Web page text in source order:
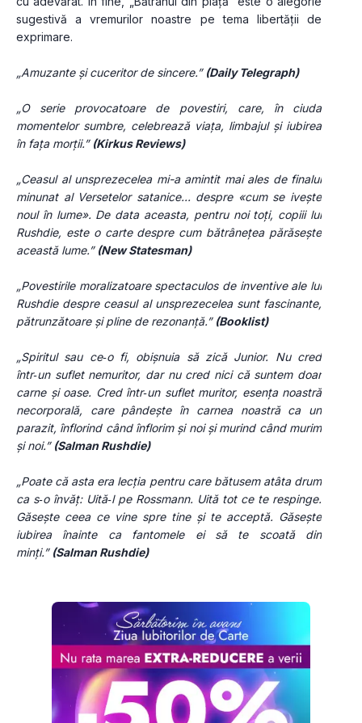
sugestivă a vremurilor noastre pe tema libertății de
exprimare.
„Amuzante și cuceritor de sincere.” (Daily Telegraph)
„O serie provocatoare de povestiri, care, în ciuda
momentelor sumbre, celebrează viața, limbajul și iubirea
în fața morții.” (Kirkus Reviews)
„Ceasul al unsprezecelea mi-a amintit mai ales de finalul
minunat al Versetelor satanice... despre «cum se ivește
noul în lume». De data aceasta, pentru noi toți, copiii lui
Rushdie, este o carte despre cum bătrânețea părăsește
această lume.” (New Statesman)
„Povestirile moralizatoare spectaculos de inventive ale lui
Rushdie despre ceasul al unsprezecelea sunt fascinante,
pătrunzătoare și pline de rezonanță.” (Booklist)
„Spiritul sau ce‑o fi, obișnuia să zică Junior. Nu cred
într‑un suflet nemuritor, dar nu cred nici că suntem doar
carne și oase. Cred într‑un suflet muritor, esența noastră
necorporală, care pândește în carnea noastră ca un
parazit, înflorind când înflorim și noi și murind când murim
și noi.” (Salman Rushdie)
„Poate că asta era lecția pentru care bătusem atâta drum
ca s‑o învăț: Uită‑l pe Rossmann. Uită tot ce te respinge.
Găsește ceea ce vine spre tine și te acceptă. Găsește
iubirea înainte ca fantomele ei să te scoată din
minți.” (Salman Rushdie)